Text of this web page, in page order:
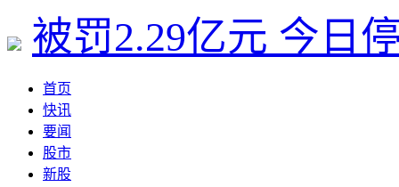
首页
快讯
要闻
股市
新股